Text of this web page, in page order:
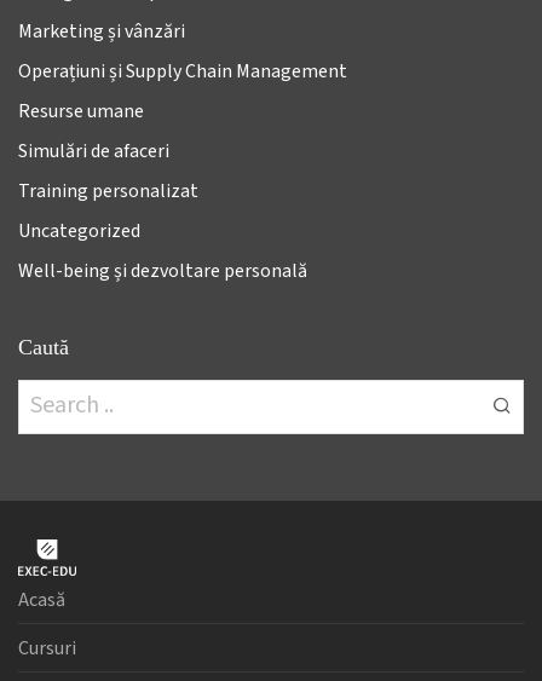
Marketing și vânzări
Operațiuni și Supply Chain Management
Resurse umane
Simulări de afaceri
Training personalizat
Uncategorized
Well-being și dezvoltare personală
Caută
Acasă
Cursuri